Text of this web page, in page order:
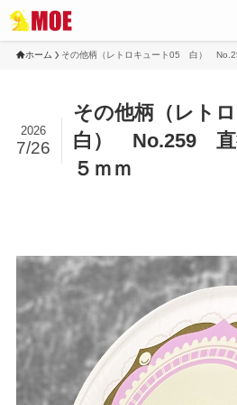
ホーム その他柄（レトロキュート05 白）
その他柄（レト
白） No.259 直
５ｍｍ
2026
7/26